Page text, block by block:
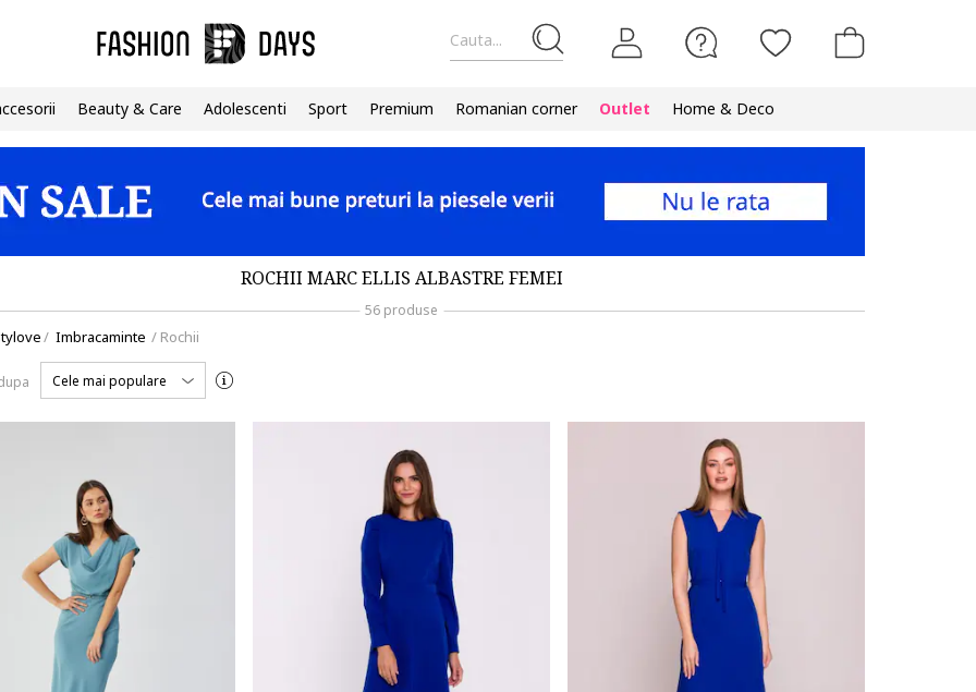
Cauta...
Beauty & Care Adolescenti Sport Premium Romanian corner Outlet Home & Deco
ROCHII MARC ELLIS ALBASTRE FEMEI
56 produse
/ Imbracaminte / Rochii
Cele mai populare